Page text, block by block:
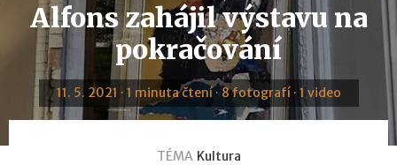
Alfons zahájil výstavu na
pokračování
11. 5. 2021 · 1 minuta čtení · 8 fotografí · 1 video
TÉMA Kultura